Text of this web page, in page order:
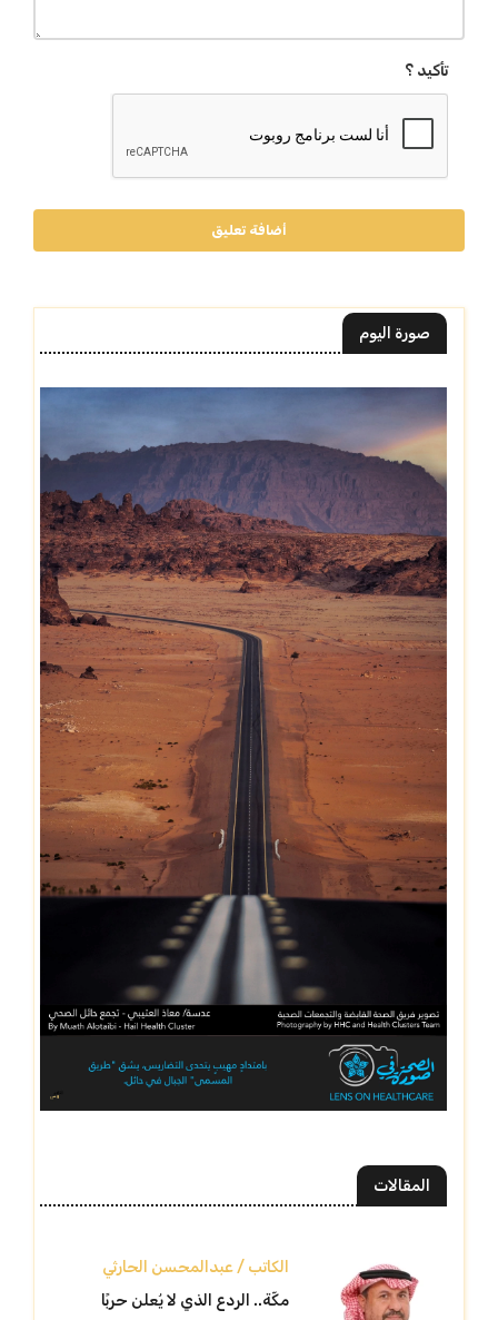
تأكيد ؟
أضافة تعليق
صورة اليوم
المقالات
الكاتب / عبدالمحسن الحارثي
مكّة.. الردع الذي لا يُعلن حربًا